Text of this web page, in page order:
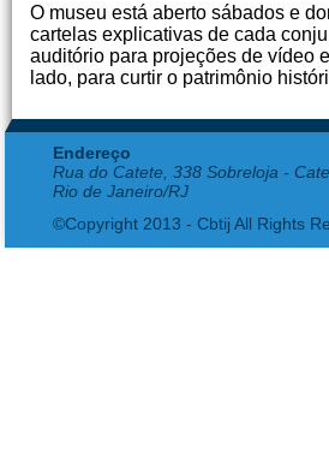
O museu está aberto sábados e
cartelas explicativas de cada
auditório para projeções de vídeo
lado, para curtir o patrimônio
Endereço
Rua do Catete, 338 Sobreloja -
Rio de Janeiro/RJ
©Copyright 2013 - Cbtij All Rights